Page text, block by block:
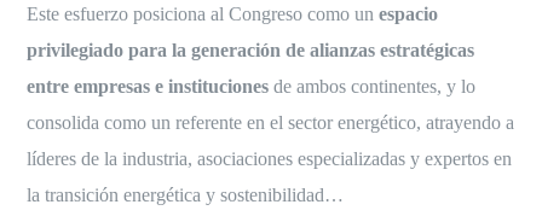
Este esfuerzo posiciona al Congreso como unespacio
privilegiado para la generación de alianzas estratégicas
entre empresas e instituciones de ambos continentes, y lo
consolida como un referente en el sector energético, atrayendo a
líderes de la industria, asociaciones especializadas y expertos en
la transición energética y sostenibilidad…